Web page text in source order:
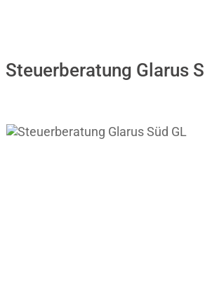
Steuerberatung Glarus